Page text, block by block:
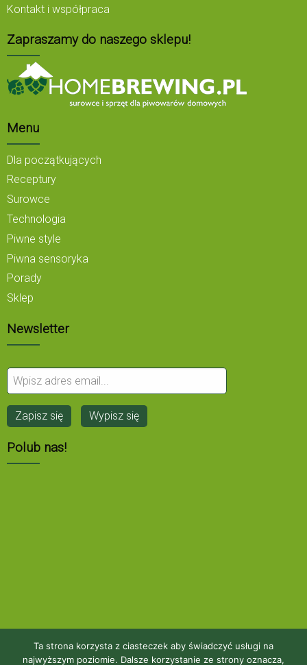
Kontakt i współpraca
Zapraszamy do naszego sklepu!
Menu
Dla początkujących
Receptury
Surowce
Technologia
Piwne style
Piwna sensoryka
Porady
Sklep
Newsletter
Polub nas!
Ta strona korzysta z ciasteczek aby świadczyć usługi na
najwyższym poziomie. Dalsze korzystanie ze strony oznacza,